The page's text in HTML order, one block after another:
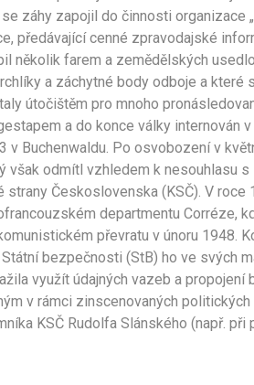
záhy zapojil do činnosti organizace
předávající cenné zpravodajské
několik farem a zemědělských
a záchytné body odboje a které
útočištěm pro mnoho
a do konce války internován
v Buchenwaldu. Po osvobození v
však odmítl vzhledem k nesouhlasu s
Československa (KSČ). V
departmentu Corréze,
převratu v únoru 1948.
bezpečnosti (StB) ho ve svých
využít údajných vazeb a propojení
v rámci zinscenovaných
KSČ Rudolfa Slánského (např. při